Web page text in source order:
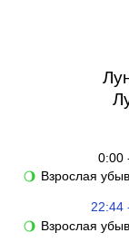
0:00
🌖 Взрослая
22:44
🌖 Взрослая